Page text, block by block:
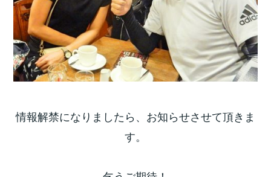
情報解禁になりましたら、お知らせさせて頂きま
す。